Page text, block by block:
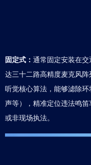
固定式： 通常固定安装在
达三十二路高精度麦克风
听觉核心算法，能够滤除
声等），精准定位违法鸣
或非现场执法。